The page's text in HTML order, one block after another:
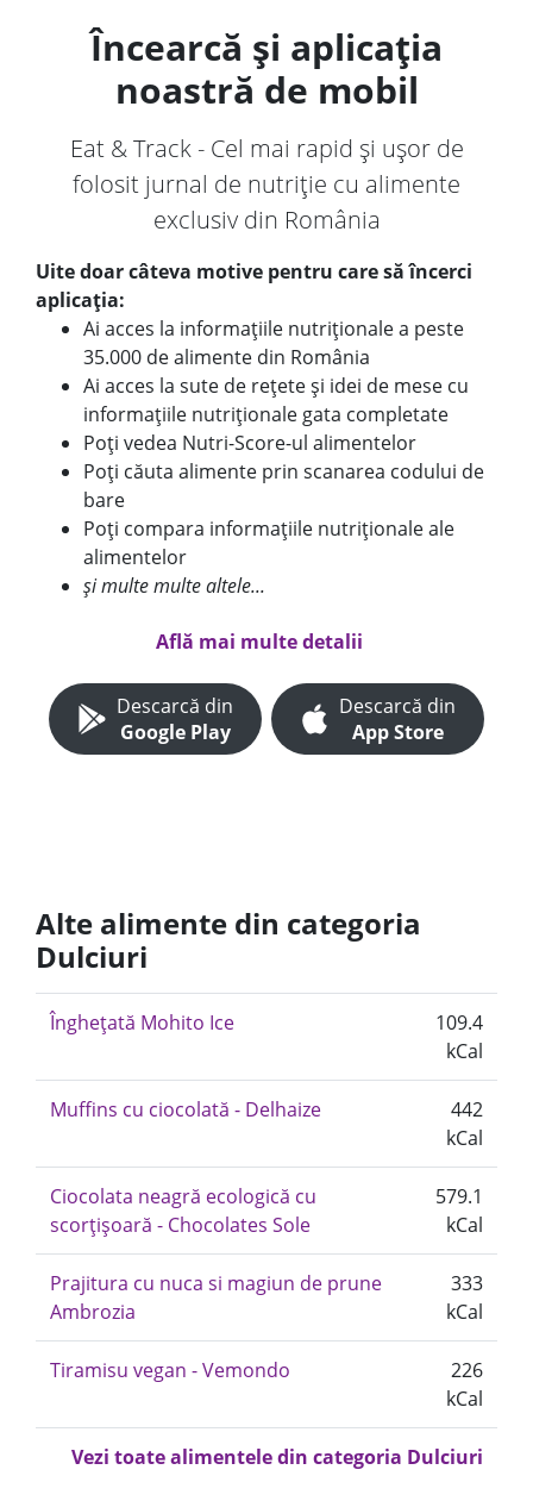
Încearcă și aplicația
noastră de mobil
Eat & Track - Cel mai rapid și ușor de
folosit jurnal de nutriție cu alimente
exclusiv din România
Uite doar câteva motive pentru care să încerci
aplicația:
Ai acces la informațiile nutriționale a peste
35.000 de alimente din România
Ai acces la sute de rețete și idei de mese cu
informațiile nutriționale gata completate
Poți vedea Nutri-Score-ul alimentelor
Poți căuta alimente prin scanarea codului de
bare
Poți compara informațiile nutriționale ale
alimentelor
și multe multe altele...
Află mai multe detalii
Descarcă din
Google Play
Descarcă din
App Store
Alte alimente din categoria
Dulciuri
Înghețată Mohito Ice
109.4
kCal
Muffins cu ciocolată - Delhaize
442
kCal
Ciocolata neagră ecologică cu
scorțișoară - Chocolates Sole
579.1
kCal
Prajitura cu nuca si magiun de prune
Ambrozia
333
kCal
Tiramisu vegan - Vemondo
226
kCal
Vezi toate alimentele din categoria Dulciuri